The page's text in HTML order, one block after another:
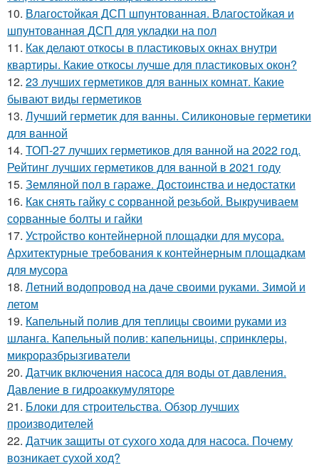
10. Влагостойкая ДСП шпунтованная. Влагостойкая и
шпунтованная ДСП для укладки на пол
11. Как делают откосы в пластиковых окнах внутри
квартиры. Какие откосы лучше для пластиковых окон?
12. 23 лучших герметиков для ванных комнат. Какие
бывают виды герметиков
13. Лучший герметик для ванны. Силиконовые герметики
для ванной
14. ТОП-27 лучших герметиков для ванной на 2022 год.
Рейтинг лучших герметиков для ванной в 2021 году
15. Земляной пол в гараже. Достоинства и недостатки
16. Как снять гайку с сорванной резьбой. Выкручиваем
сорванные болты и гайки
17. Устройство контейнерной площадки для мусора.
Архитектурные требования к контейнерным площадкам
для мусора
18. Летний водопровод на даче своими руками. Зимой и
летом
19. Капельный полив для теплицы своими руками из
шланга. Капельный полив: капельницы, спринклеры,
микроразбрызгиватели
20. Датчик включения насоса для воды от давления.
Давление в гидроаккумуляторе
21. Блоки для строительства. Обзор лучших
производителей
22. Датчик защиты от сухого хода для насоса. Почему
возникает сухой ход?